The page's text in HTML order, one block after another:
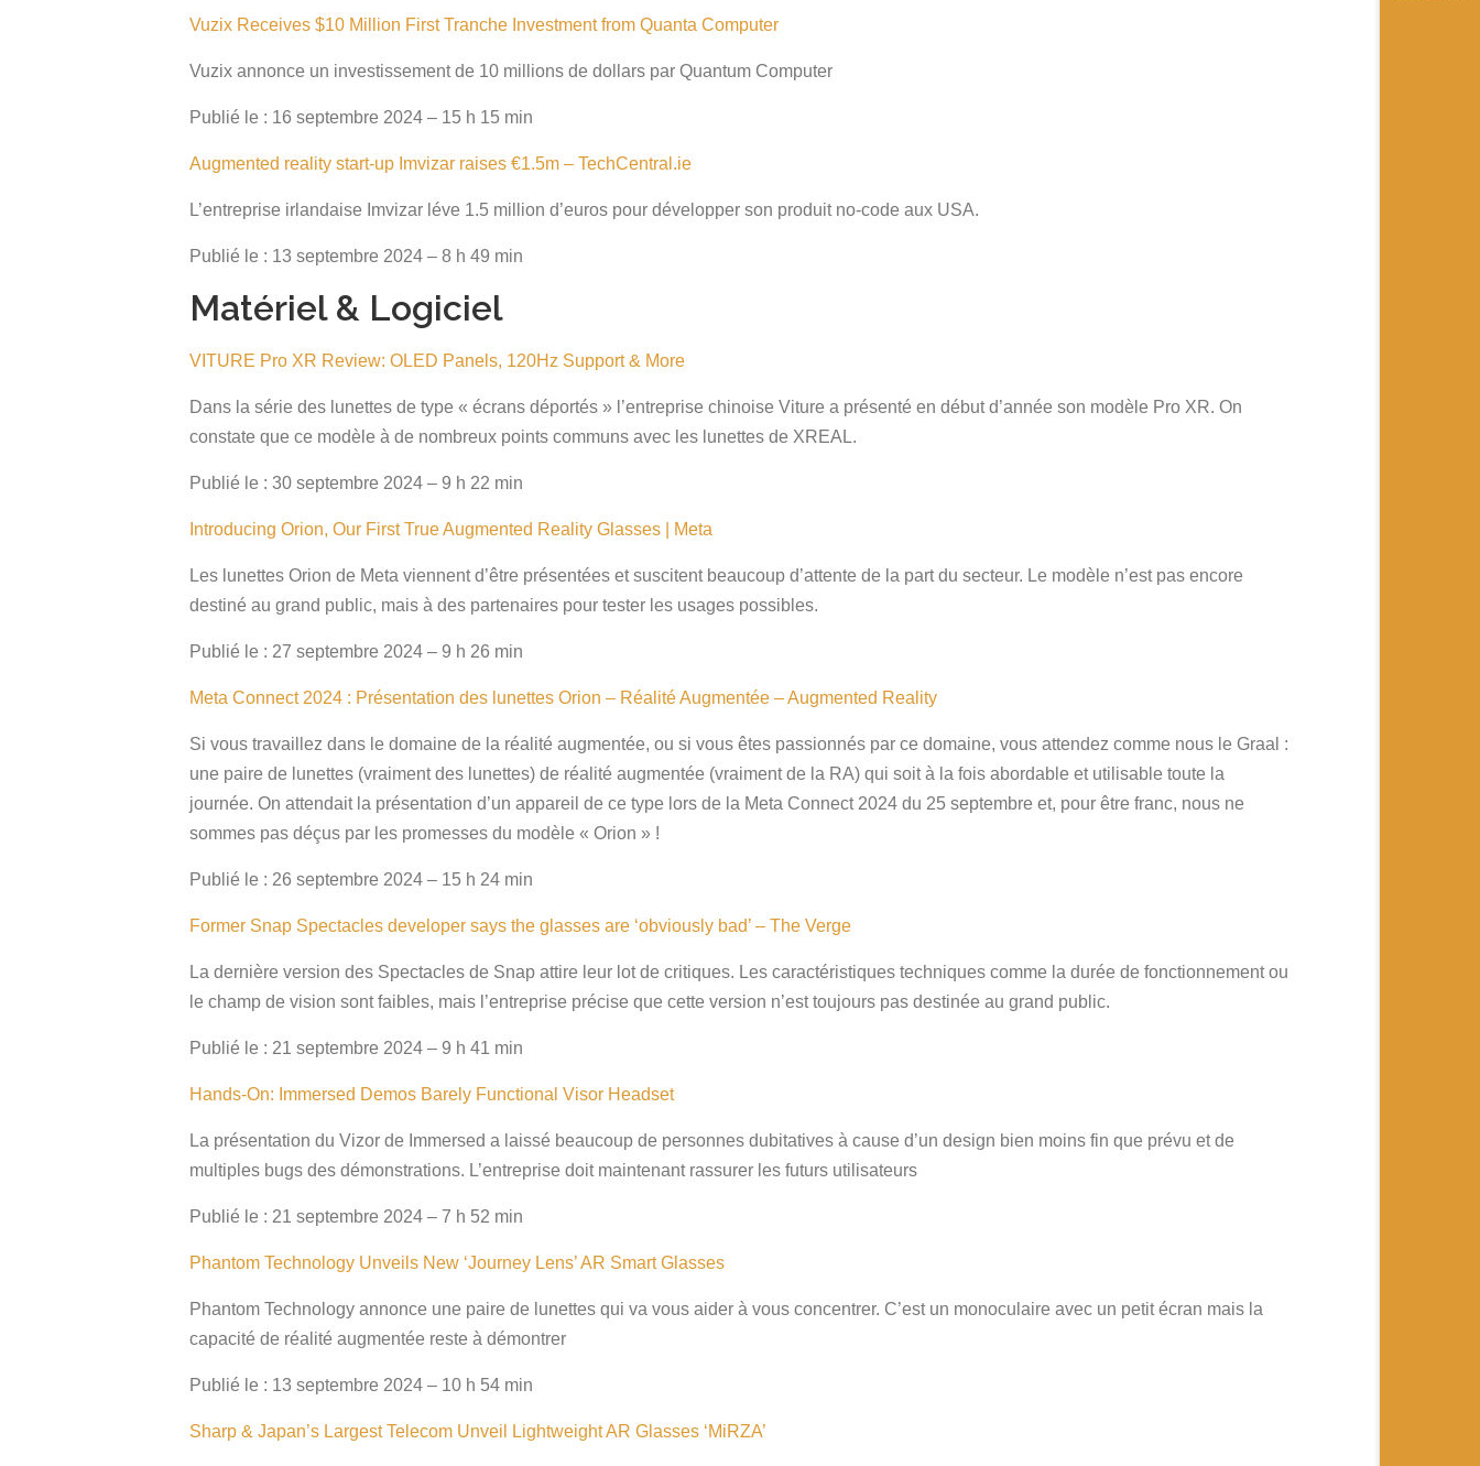
Vuzix Receives $10 Million First Tranche Investment from Quanta Computer
Vuzix annonce un investissement de 10 millions de dollars par Quantum Computer
Publié le : 16 septembre 2024 – 15 h 15 min
Augmented reality start-up Imvizar raises €1.5m – TechCentral.ie
L’entreprise irlandaise Imvizar léve 1.5 million d’euros pour développer son produit no-code aux USA.
Publié le : 13 septembre 2024 – 8 h 49 min
Matériel & Logiciel
VITURE Pro XR Review: OLED Panels, 120Hz Support & More
Dans la série des lunettes de type « écrans déportés » l’entreprise chinoise Viture a présenté en début d’année son modèle Pro XR. On
constate que ce modèle à de nombreux points communs avec les lunettes de XREAL.
Publié le : 30 septembre 2024 – 9 h 22 min
Introducing Orion, Our First True Augmented Reality Glasses | Meta
Les lunettes Orion de Meta viennent d’être présentées et suscitent beaucoup d’attente de la part du secteur. Le modèle n’est pas encore
destiné au grand public, mais à des partenaires pour tester les usages possibles.
Publié le : 27 septembre 2024 – 9 h 26 min
Meta Connect 2024 : Présentation des lunettes Orion – Réalité Augmentée – Augmented Reality
Si vous travaillez dans le domaine de la réalité augmentée, ou si vous êtes passionnés par ce domaine, vous attendez comme nous le Graal :
une paire de lunettes (vraiment des lunettes) de réalité augmentée (vraiment de la RA) qui soit à la fois abordable et utilisable toute la
journée. On attendait la présentation d’un appareil de ce type lors de la Meta Connect 2024 du 25 septembre et, pour être franc, nous ne
sommes pas déçus par les promesses du modèle « Orion » !
Publié le : 26 septembre 2024 – 15 h 24 min
Former Snap Spectacles developer says the glasses are ‘obviously bad’ – The Verge
La dernière version des Spectacles de Snap attire leur lot de critiques. Les caractéristiques techniques comme la durée de fonctionnement ou
le champ de vision sont faibles, mais l’entreprise précise que cette version n’est toujours pas destinée au grand public.
Publié le : 21 septembre 2024 – 9 h 41 min
Hands-On: Immersed Demos Barely Functional Visor Headset
La présentation du Vizor de Immersed a laissé beaucoup de personnes dubitatives à cause d’un design bien moins fin que prévu et de
multiples bugs des démonstrations. L’entreprise doit maintenant rassurer les futurs utilisateurs
Publié le : 21 septembre 2024 – 7 h 52 min
Phantom Technology Unveils New ‘Journey Lens’ AR Smart Glasses
Phantom Technology annonce une paire de lunettes qui va vous aider à vous concentrer. C’est un monoculaire avec un petit écran mais la
capacité de réalité augmentée reste à démontrer
Publié le : 13 septembre 2024 – 10 h 54 min
Sharp & Japan’s Largest Telecom Unveil Lightweight AR Glasses ‘MiRZA’